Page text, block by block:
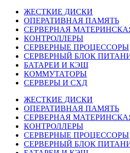
ЖЕСТКИЕ ДИСКИ
ОПЕРАТИВНАЯ ПАМЯТЬ
СЕРВЕРНАЯ
КОНТРОЛЛЕРЫ
СЕРВЕРНЫЕ ПРОЦЕССОРЫ
СЕРВЕРНЫЙ БЛОК
БАТАРЕИ И КЭШ
КОММУТАТОРЫ
СЕРВЕРЫ И СХД
ЖЕСТКИЕ ДИСКИ
ОПЕРАТИВНАЯ ПАМЯТЬ
СЕРВЕРНАЯ
КОНТРОЛЛЕРЫ
СЕРВЕРНЫЕ ПРОЦЕССОРЫ
СЕРВЕРНЫЙ БЛОК